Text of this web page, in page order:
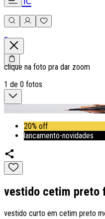
0
clique na foto pra dar zoom
1 de 0 fotos
20% off
lancamento-novidades
vestido cetim preto
vestido curto em cetim preto